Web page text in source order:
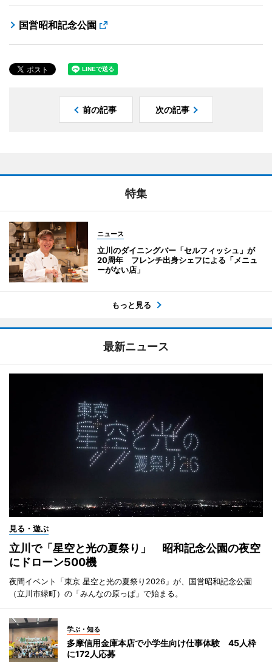
国営昭和記念公園
前の記事 次の記事
特集
ニュース
立川のダイニングバー「セルフィッシュ」が
20周年 フレンチ出身シェフによる「メニュ
ーがない店」
もっと見る
最新ニュース
見る・遊ぶ
立川で「星空と光の夏祭り」 昭和記念公園の夜空
にドローン500機
夜間イベント「東京 星空と光の夏祭り2026」が、国営昭和記念公園
（立川市緑町）の「みんなの原っぱ」で始まる。
学ぶ・知る
多摩信用金庫本店で小学生向け仕事体験 45人枠
に172人応募